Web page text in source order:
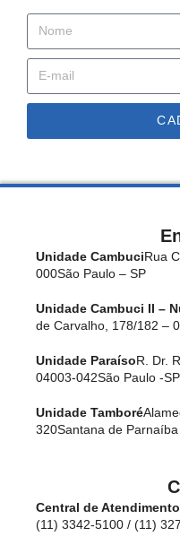
Unidade CambuciRua
000São Paulo – SP
Unidade Cambuci II –
de Carvalho, 178/182 –
Unidade ParaísoR. Dr.
04003-042São Paulo -SP
Unidade Tamboré
320Santana de
Central de
(11) 3342-5100 / (11)